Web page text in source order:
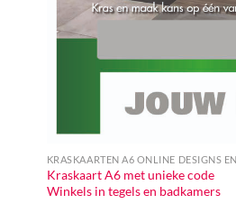
KRASKAARTEN A6 ONLINE DESIGNS
Kraskaart A6 met unieke code
Winkels in tegels en badkamers